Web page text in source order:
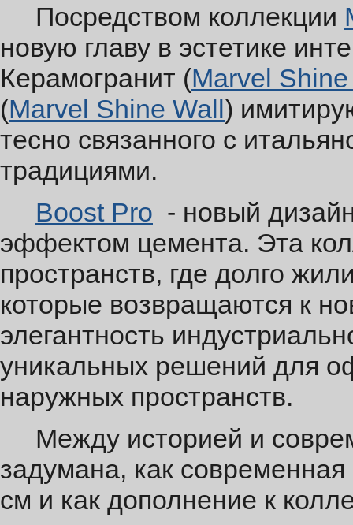
Посредством коллекции
новую главу в эстетике
Керамогранит (Marvel
(Marvel Shine Wall)
тесно связанного с
традициями.
Boost Pro - новый
эффектом цемента. Эта
пространств, где долго
которые возвращаются к
элегантность
уникальных решений для
наружных пространств.
Между историей и
задумана, как
см и как дополнение к